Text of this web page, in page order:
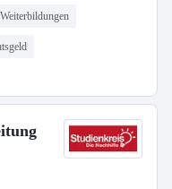
Weiterbildungen